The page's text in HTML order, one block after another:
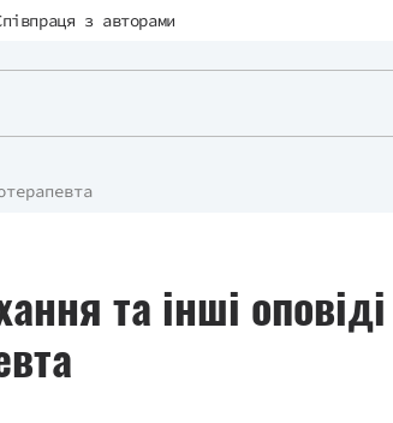
з авторами
та інші оповіді